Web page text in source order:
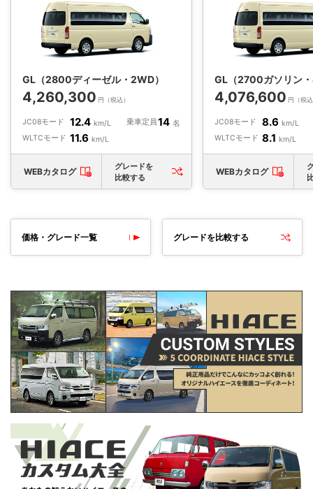
GL（2800ディーゼル・2WD）
4,260,300 円（税込）
JC08モード 12.4 km/L
WLTCモード 11.6 km/L
乗車定員14 名
WEBカタログ
グレードを
比較する
GL（2700ガソリン
4,076,600 円（税
JC08モード 8.6 km/L
WLTCモード 8.1 km/L
WEBカタログ
価格・グレード一覧 グレードを比較する